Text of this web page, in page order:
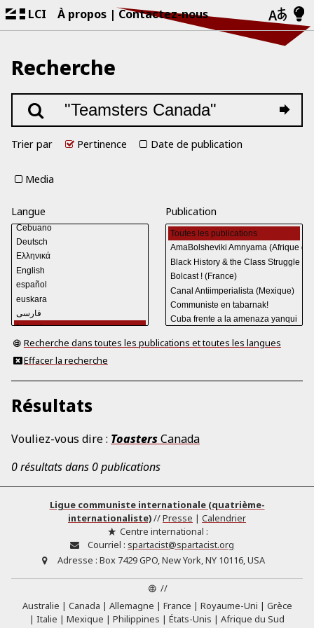
LCI À propos Contactez-nous
Recherche
Trier par Pertinence Date de publication
Media
Langue Publication
Recherche dans toutes les publications et toutes les langues
Effacer la recherche
Résultats
Vouliez-vous dire : ToastersCanada
0 résultats dans 0 publications
Ligue communiste internationale (quatrième-
internationaliste)//Presse | Calendrier
Centre international :
Courriel : spartacist@spartacist.org
Adresse : Box 7429 GPO, New York, NY 10116, USA
//
Australie
Canada Allemagne France Royaume-Uni
Grèce
Italie
Mexique Philippines États-Unis Afrique du Sud